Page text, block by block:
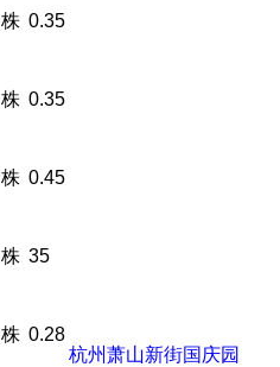
株 0.35
株 0.35
株 0.45
株 35
株 0.28
杭州萧山新街国庆园